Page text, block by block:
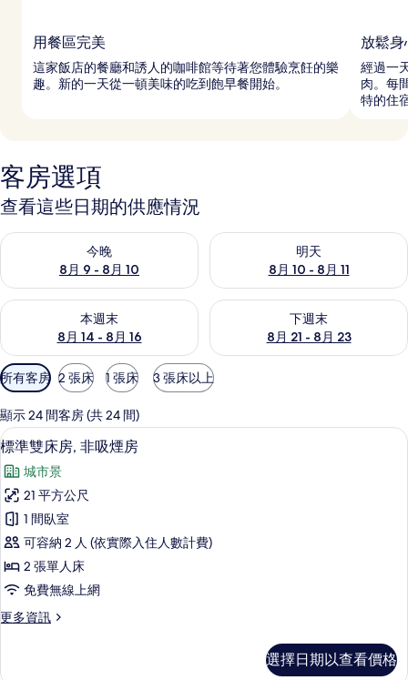
用餐區完美
這家飯店的餐廳和誘人的咖啡館等待著您體驗烹飪的樂
趣。新的一天從一頓美味的吃到飽早餐開始。
放鬆
經過一
肉。每
特的住
客房選項
查看這些日期的供應情況
今晚
8月 9 - 8月 10
查看今晚 (8月 9 - 8月 10) 的供應情況
明天
8月 10 - 8月 11
查看明天 (8月 10 - 8月 11) 的
本週末
8月 14 - 8月 16
查看本週末 (8月 14 - 8月 16) 的供應情況
下週末
8月 21 - 8月 23
查看下週末 (8月 21 - 8月 23)
可
用
的
客
房
篩
選
條
件
所有客房 2 張床 1 張床 3 張床以上
顯示 24 間客房 (共 24 間)
顯
示
標
準
雙
床
房,
非
吸
房
高級寢具、客房內保險箱、書桌、熨
9
標準雙床房, 非吸煙房
城市景
21 平方公尺
1 間臥室
可容納 2 人 (依實際入住人數計費)
2 張單人床
免費無線上網
更多資訊
更
選擇日期以查看價格